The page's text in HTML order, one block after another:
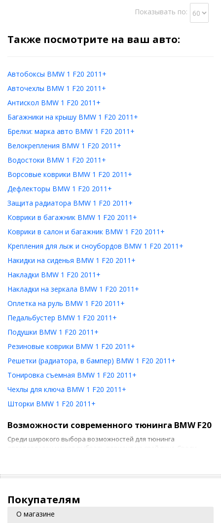
Показывать по:
Также посмотрите на ваш авто:
Автобоксы BMW 1 F20 2011+
Авточехлы BMW 1 F20 2011+
Антискол BMW 1 F20 2011+
Багажники на крышу BMW 1 F20 2011+
Брелки: марка авто BMW 1 F20 2011+
Велокрепления BMW 1 F20 2011+
Водостоки BMW 1 F20 2011+
Ворсовые коврики BMW 1 F20 2011+
Дефлекторы BMW 1 F20 2011+
Защита радиатора BMW 1 F20 2011+
Коврики в багажник BMW 1 F20 2011+
Коврики в салон и багажник BMW 1 F20 2011+
Крепления для лыж и сноубордов BMW 1 F20 2011+
Накидки на сиденья BMW 1 F20 2011+
Накладки BMW 1 F20 2011+
Накладки на зеркала BMW 1 F20 2011+
Оплетка на руль BMW 1 F20 2011+
Педальбустер BMW 1 F20 2011+
Подушки BMW 1 F20 2011+
Резиновые коврики BMW 1 F20 2011+
Решетки (радиатора, в бампер) BMW 1 F20 2011+
Тонировка съемная BMW 1 F20 2011+
Чехлы для ключа BMW 1 F20 2011+
Шторки BMW 1 F20 2011+
Возможности современного тюнинга BMW F20
Среди широкого выбора возможностей для тюнинга
автовладелец может выбрать вариант на свой вкус. Среди
накладок на пороги, фары, дверные ручки с целью
сделать авто более эстетичным;
Покупателям
О магазине